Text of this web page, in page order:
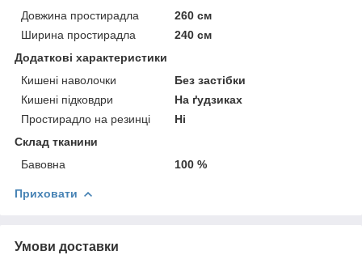
Довжина простирадла
260 см
Ширина простирадла
240 см
Додаткові характеристики
Кишені наволочки
Без застібки
Кишені підковдри
На ґудзиках
Простирадло на резинці
Ні
Склад тканини
Бавовна
100 %
Приховати
Умови доставки